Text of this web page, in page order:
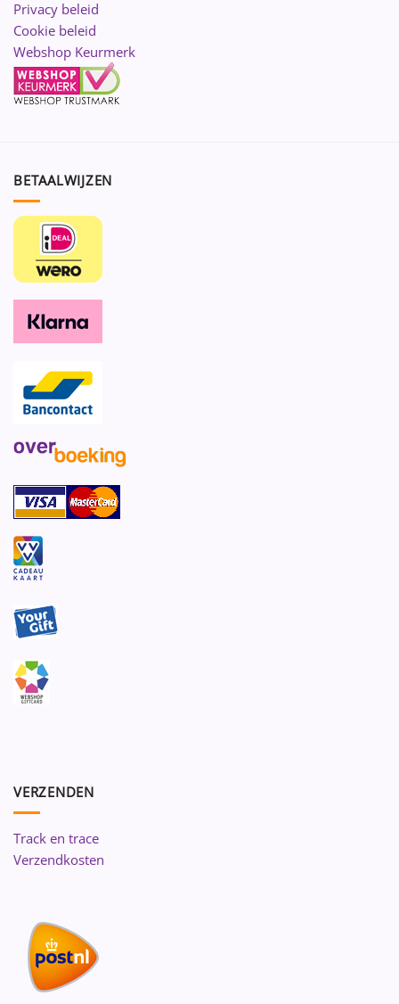
Privacy beleid
Cookie beleid
Webshop Keurmerk
BETAALWIJZEN
VERZENDEN
Track en trace
Verzendkosten